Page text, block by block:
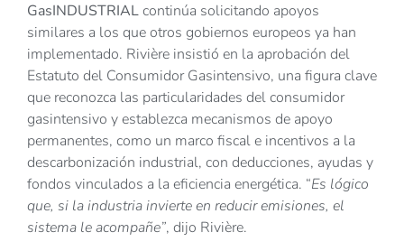
GasINDUSTRIALcontinúa solicitando apoyos
similares a los que otros gobiernos europeos ya han
implementado. Rivière insistió en la aprobación del
Estatuto del Consumidor Gasintensivo, una figura clave
que reconozca las particularidades del consumidor
gasintensivo y establezca mecanismos de apoyo
permanentes, como un marco fiscal e incentivos a la
descarbonización industrial, con deducciones, ayudas y
fondos vinculados a la eficiencia energética. “Es lógico
que, si la industria invierte en reducir emisiones, el
sistema le acompañe”, dijo Rivière.